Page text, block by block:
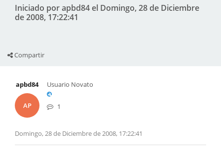
Iniciado por apbd84 el Domingo, 28 de Diciembre
de 2008, 17:22:41
Compartir
apbd84
AP
Usuario Novato
1
Domingo, 28 de Diciembre de 2008, 17:22:41